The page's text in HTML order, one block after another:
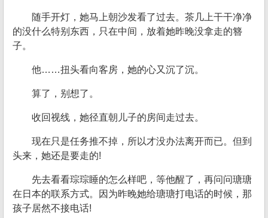
随手开灯，她马上朝沙发看了过去。茶几上干干净净
的没什么特别东西，只在中间，放着她昨晚没拿走的簪
子。
他……扭头看向客房，她的心又沉了沉。
算了，别想了。
收回视线，她径直朝儿子的房间走过去。
现在只是任务推不掉，所以才没办法离开而已。但到
头来，她还是要走的!
先去看看琮琮睡的怎么样吧，等他醒了，再问问瑭瑭
在日本的联系方式。因为昨晚她给瑭瑭打电话的时候，那
孩子居然不接电话!